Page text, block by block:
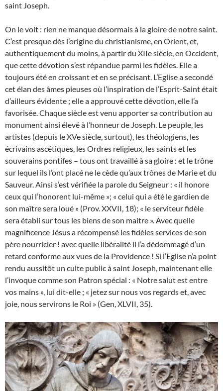
saint Joseph.
On le voit : rien ne manque désormais à la gloire de notre saint.
C’est presque dès l’origine du christianisme, en Orient, et,
authentiquement du moins, à partir du XIIe siècle, en Occident,
que cette dévotion s’est répandue parmi les fidèles. Elle a
toujours été en croissant et en se précisant. L’Eglise a secondé
cet élan des âmes pieuses où l’inspiration de l’Esprit-Saint était
d’ailleurs évidente ; elle a approuvé cette dévotion, elle l’a
favorisée. Chaque siècle est venu apporter sa contribution au
monument ainsi élevé à l’honneur de Joseph. Le peuple, les
artistes (depuis le XVe siècle, surtout), les théologiens, les
écrivains ascétiques, les Ordres religieux, les saints et les
souverains pontifes – tous ont travaillé à sa gloire : et le trône
sur lequel ils l’ont placé ne le cède qu’aux trônes de Marie et du
Sauveur. Ainsi s’est vérifiée la parole du Seigneur : « il honore
ceux qui l’honorent lui-même »; « celui qui a été le gardien de
son maître sera loué » (Prov. XXVII, 18); « le serviteur fidèle
sera établi sur tous les biens de son maitre ». Avec quelle
magnificence Jésus a récompensé les fidèles services de son
père nourricier ! avec quelle libéralité il l’a dédommagé d’un
retard conforme aux vues de la Providence ! Si l’Eglise n’a point
rendu aussitôt un culte public à saint Joseph, maintenant elle
l’invoque comme son Patron spécial : « Notre salut est entre
vos mains », lui dit-elle ; « jetez sur nous vos regards et, avec
joie, nous servirons le Roi » (Gen, XLVII, 35).